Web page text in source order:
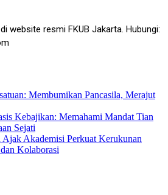
website resmi FKUB Jakarta. Hubungi:
Membumikan Pancasila, Merajut
Kebajikan: Memahami Mandat Tian
Sejati
Akademisi Perkuat Kerukunan
Kolaborasi